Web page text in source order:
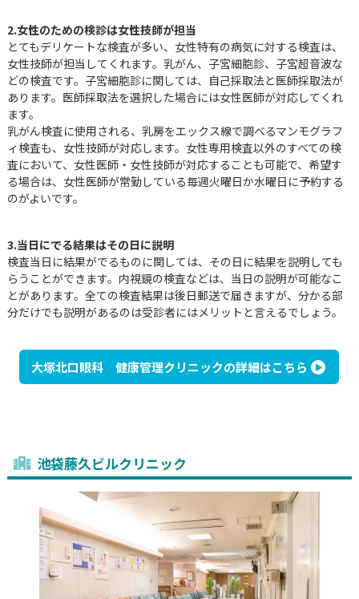
2.女性のための検診は女性技師が担当
とてもデリケートな検査が多い、女性特有の病気に対する検査は、
女性技師が担当してくれます。乳がん、子宮細胞診、子宮超音波な
どの検査です。子宮細胞診に関しては、自己採取法と医師採取法が
あります。医師採取法を選択した場合には女性医師が対応してくれ
ます。
乳がん検査に使用される、乳房をエックス線で調べるマンモグラフ
ィ検査も、女性技師が対応します。女性専用検査以外のすべての検
査において、女性医師・女性技師が対応することも可能で、希望す
る場合は、女性医師が常勤している毎週火曜日か水曜日に予約する
のがよいです。
3.当日にでる結果はその日に説明
検査当日に結果がでるものに関しては、その日に結果を説明しても
らうことができます。内視鏡の検査などは、当日の説明が可能なこ
とがあります。全ての検査結果は後日郵送で届きますが、分かる部
分だけでも説明があるのは受診者にはメリットと言えるでしょう。
大塚北口眼科 健康管理クリニックの詳細はこちら
池袋藤久ビルクリニック